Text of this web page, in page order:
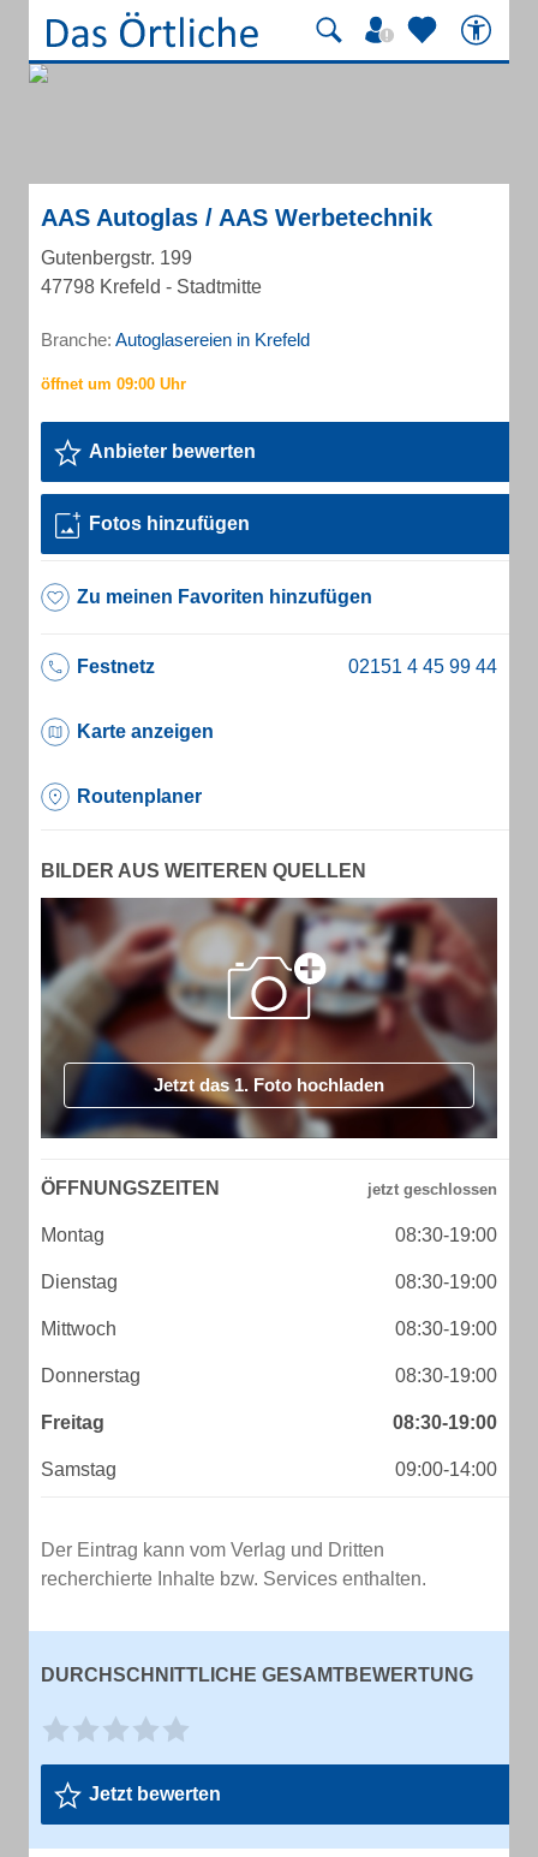
AAS Autoglas / AAS Werbetechnik
Gutenbergstr. 199
47798 Krefeld - Stadtmitte
Branche: Autoglasereien in Krefeld
Anbieter bewerten
Fotos hinzufügen
Zu meinen Favoriten hinzufügen
Festnetz
Karte anzeigen
Routenplaner
BILDER AUS WEITEREN QUELLEN
Jetzt das 1. Foto hochladen
ÖFFNUNGSZEITEN
Montag 08:30-19:00
Dienstag 08:30-19:00
Mittwoch 08:30-19:00
Donnerstag 08:30-19:00
Freitag 08:30-19:00
Samstag 09:00-14:00
Der Eintrag kann vom Verlag und Dritten
recherchierte Inhalte bzw. Services enthalten.
DURCHSCHNITTLICHE GESAMTBEWERTUNG
Jetzt bewerten